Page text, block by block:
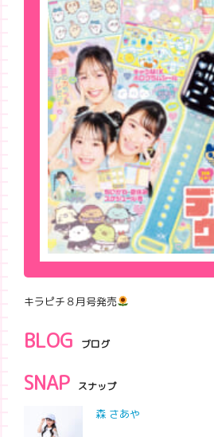
キラピチ８月号発売
BLOG ブログ
SNAP スナップ
森 さあや